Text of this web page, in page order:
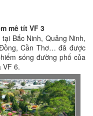
mê tít VF 3
Bắc Ninh, Quảng Ninh,
Cần Thơ… đã được
sóng đường phố của
VF 6.